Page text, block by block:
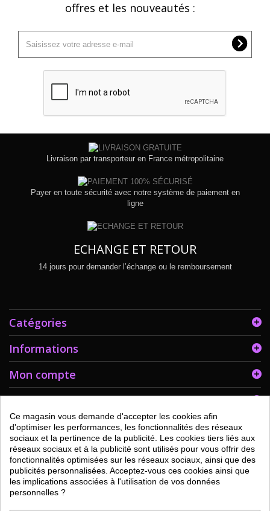
offres et les nouveautés :
Livraison par transporteur en France métropolitaine
Payer en toute sécurité avec notre système de paiement en
ligne
ECHANGE ET RETOUR
14 jours pour demander l’échange ou le remboursement
Catégories
Informations
Mon compte
Informations sur votre boutique
Ce magasin vous demande d'accepter les cookies afin
d'optimiser les performances, les fonctionnalités des réseaux
sociaux et la pertinence de la publicité. Les cookies tiers liés aux
réseaux sociaux et à la publicité sont utilisés pour vous offrir des
fonctionnalités optimisées sur les réseaux sociaux, ainsi que des
publicités personnalisées. Acceptez-vous ces cookies ainsi que
les implications associées à l'utilisation de vos données
personnelles ?